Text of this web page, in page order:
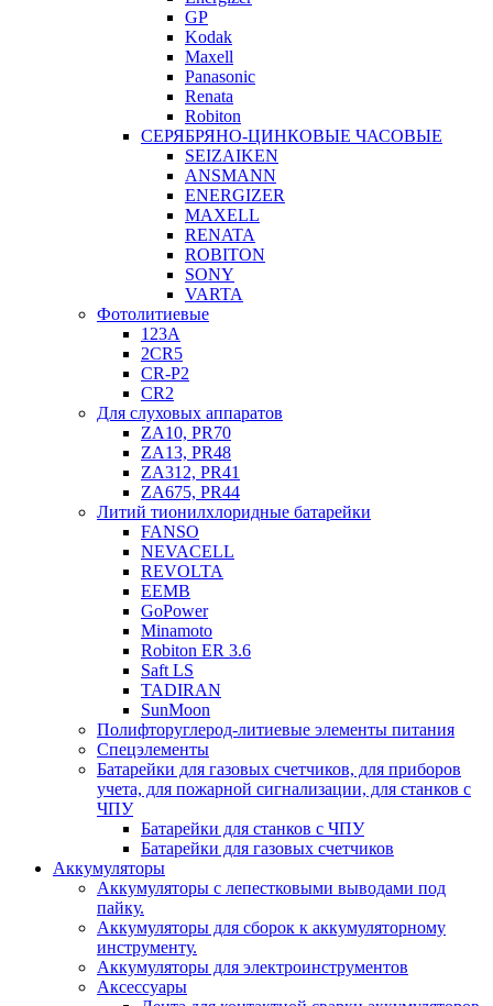
GP
Kodak
Maxell
Panasonic
Renata
Robiton
СЕРЯБРЯНО-ЦИНКОВЫЕ ЧАСОВЫЕ
SEIZAIKEN
ANSMANN
ENERGIZER
MAXELL
RENATA
ROBITON
SONY
VARTA
Фотолитиевые
123A
2CR5
CR-P2
CR2
Для слуховых аппаратов
ZA10, PR70
ZA13, PR48
ZA312, PR41
ZA675, PR44
Литий тионилхлоридные батарейки
FANSO
NEVACELL
REVOLTA
EEMB
GoPower
Minamoto
Robiton ER 3.6
Saft LS
TADIRAN
SunMoon
Полифторуглерод-литиевые элементы питания
Спецэлементы
Батарейки для газовых счетчиков, для приборов
учета, для пожарной сигнализации, для станков с
ЧПУ
Батарейки для станков с ЧПУ
Батарейки для газовых счетчиков
Аккумуляторы
Аккумуляторы с лепестковыми выводами под
пайку.
Аккумуляторы для сборок к аккумуляторному
инструменту.
Аккумуляторы для электроинструментов
Аксессуары